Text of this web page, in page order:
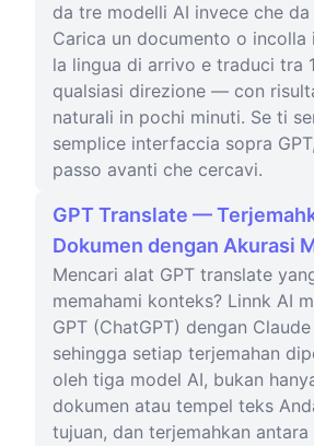
da tre modelli AI invece che da
Carica un documento o incolla
la lingua di arrivo e traduci tra
qualsiasi direzione — con
naturali in pochi minuti. Se ti
semplice interfaccia sopra
passo avanti che cercavi.
GPT Translate —
Dokumen dengan Akurasi
Mencari alat GPT translate
memahami konteks? Linnk AI
GPT (ChatGPT) dengan
sehingga setiap terjemahan
oleh tiga model AI, bukan
dokumen atau tempel teks
tujuan, dan terjemahkan antara